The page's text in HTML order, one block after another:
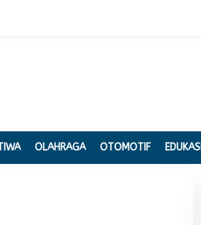
OLAHRAGA OTOMOTIF EDUKASI